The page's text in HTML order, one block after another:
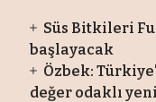
Süs Bitkileri
başlayacak
Özbek:
değer odaklı